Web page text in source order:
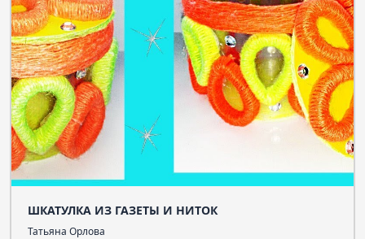
ШКАТУЛКА ИЗ ГАЗЕТЫ И НИТОК
Татьяна Орлова